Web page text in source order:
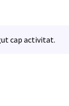
cap activitat.